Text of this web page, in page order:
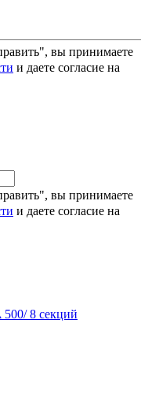
вы принимаете
и даете согласие на
вы принимаете
и даете согласие на
8 секций